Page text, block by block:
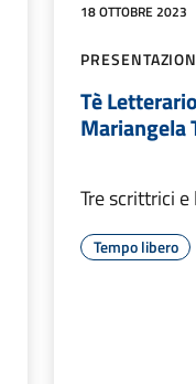
18 OTTOBRE 2023
Tè
Mariangela
Tre scrittrici
Tempo libero